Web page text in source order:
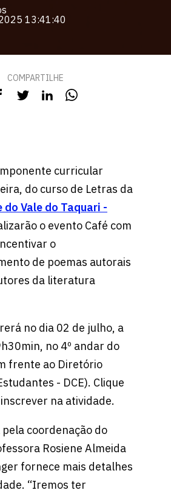
13:41:40
COMPARTILHE
curricular
do curso de Letras da
do Vale do Taquari -
o evento Café com
o
de poemas autorais
da literatura
no dia 02 de julho, a
no 4º andar do
frente ao Diretório
- DCE). Clique
na atividade.
pela coordenação do
Rosiene Almeida
fornece mais detalhes
“Iremos ter